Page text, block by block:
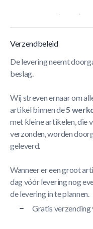
Verzendbeleid
De levering neemt
beslag.
Wij streven ernaar om
artikel binnen de5
met kleine artikelen, die
verzonden, worden
geleverd.
Wanneer er een groot
dag vóór levering nog
de levering in te plannen.
Gratis